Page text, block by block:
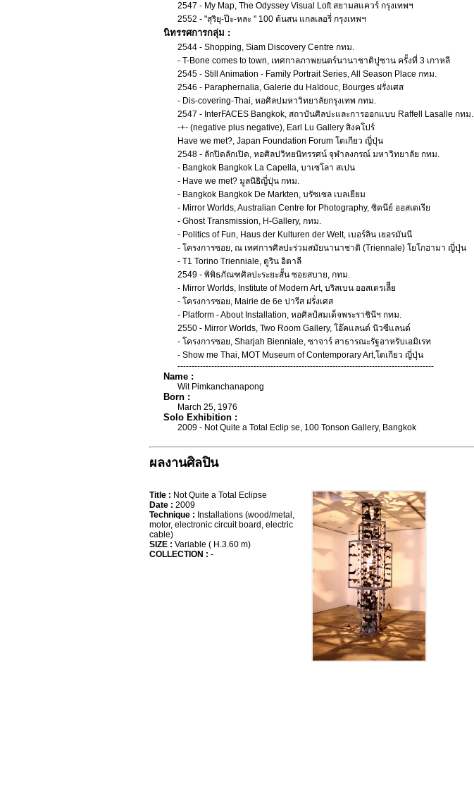
2547 - My Map, The Odyssey Visual Loft สยามสแควร์ กรุงเทพฯ
2552 - "สุริยุ-ป๊ะ-หละ " 100 ต้นสน แกลเลอรี่ กรุงเทพฯ
นิทรรศการกลุ่ม :
2544 - Shopping, Siam Discovery Centre กทม.
- T-Bone comes to town, เทศกาลภาพยนตร์นานาชาติปูซาน ครั้งที่ 3 เกาหลี
2545 - Still Animation - Family Portrait Series, All Season Place กทม.
2546 - Paraphernalia, Galerie du Haïdouc, Bourges ฝรั่งเศส
- Dis-covering-Thai, หอศิลปมหาวิทยาลัยกรุงเทพ กทม.
2547 - InterFACES Bangkok, สถาบันศิลปะและการออกแบบ Raffell Lasalle กทม.
-+- (negative plus negative), Earl Lu Gallery สิงคโปร์
Have we met?, Japan Foundation Forum โตเกียว ญี่ปุ่น
2548 - ลักปิดลักเปิด, หอศิลปวิทยนิทรรศน์ จุฬาลงกรณ์ มหาวิทยาลัย กทม.
- Bangkok Bangkok La Capella, บาเซโลา สเปน
- Have we met? มูลนิธิญี่ปุ่น กทม.
- Bangkok Bangkok De Markten, บรัซเซล เบลเยียม
- Mirror Worlds, Australian Centre for Photography, ซิดนีย์ ออสเตเรีย
- Ghost Transmission, H-Gallery, กทม.
- Politics of Fun, Haus der Kulturen der Welt, เบอร์ลิน เยอรมันนี
- โครงการซอย, ณ เทศการศิลปะร่วมสมัยนานาชาติ (Triennale) โยโกฮามา ญี่ปุ่น
- T1 Torino Trienniale, ตูริน อิตาลี
2549 - พิพิธภัณฑศิลปะระยะสั้น ซอยสบาย, กทม.
- Mirror Worlds, Institute of Modern Art, บริสเบน ออสเตรเลีีย
- โครงการซอย, Mairie de 6e ปารีส ฝรั่งเศส
- Platform - About Installation, หอศิลป์สมเด็จพระราชินีฯ กทม.
2550 - Mirror Worlds, Two Room Gallery, โอ๊คแลนด์ นิวซีแลนด์
- โครงการซอย, Sharjah Bienniale, ซาจาร์ สาธารณะรัฐอาหรับเอมิเรท
- Show me Thai, MOT Museum of Contemporary Art,โตเกียว ญี่ปุ่น
-------------------------------------------------------------------------------------------
Name :
Wit Pimkanchanapong
Born :
March 25, 1976
Solo Exhibition :
2009 - Not Quite a Total Eclip se, 100 Tonson Gallery, Bangkok
ผลงานศิลปิน
Title : Not Quite a Total Eclipse
Date : 2009
Technique : Installations (wood/metal,
motor, electronic circuit board, electric
cable)
SIZE : Variable ( H.3.60 m)
COLLECTION : -